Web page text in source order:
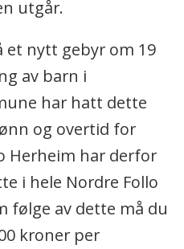
utgår.
et nytt gebyr om 19
av barn i
har hatt dette
og overtid for
Herheim har derfor
i hele Nordre Follo
følge av dette må du
kroner per